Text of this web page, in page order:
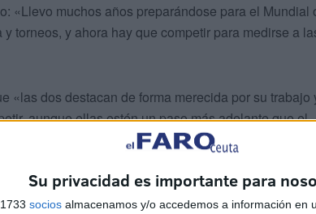
Su privacidad es importante para
socios almacenamos y/o accedemos a información en
«Llevo muchos años preparándose para el Mundial
torneos, y ahora hay que competir para medirse a
«las dos destacan de forma merecida por su trabajo
aunque ellas estén un paso más adelante que el
el último. Se miden las mejores y la selección
de los resultados posible».